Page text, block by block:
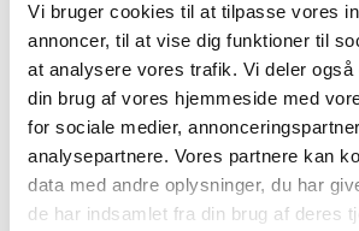
Vi bruger cookies til at tilpasse vores
annoncer, til at vise dig funktioner til
at analysere vores trafik. Vi deler også
din brug af vores hjemmeside med
for sociale medier,
analysepartnere. Vores partnere kan
data med andre oplysninger, du har
de har indsamlet fra din brug af deres
Converting your business to an ApS can reduce
flexibility – but requires proper handling.
Facebook
Mastodon
EmailShare